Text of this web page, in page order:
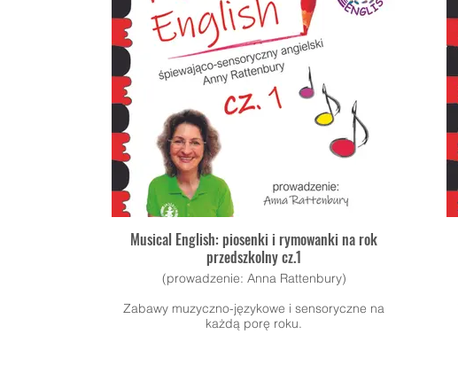
Musical English: piosenki i rymowanki na rok
przedszkolny cz.1
(prowadzenie: Anna Rattenbury)
Zabawy muzyczno-językowe i sensoryczne na
każdą porę roku.